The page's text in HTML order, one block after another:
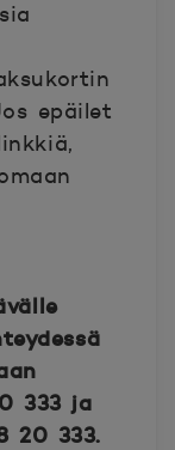
epäilet
333 ja
20 333.